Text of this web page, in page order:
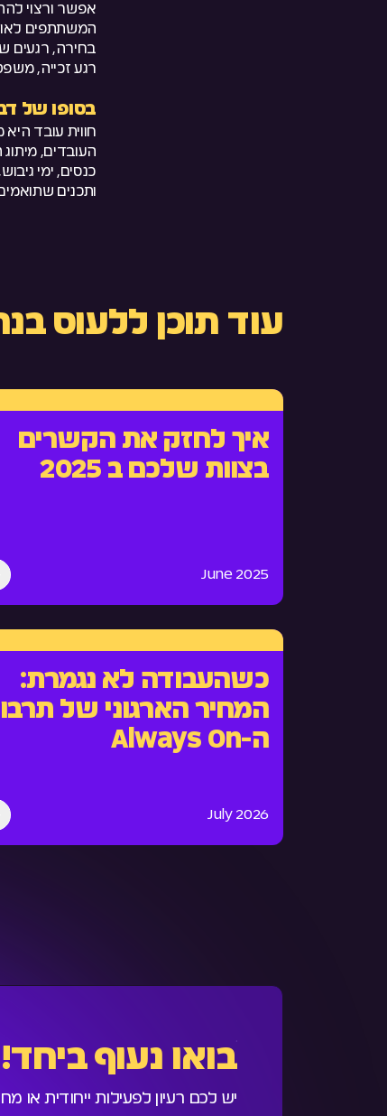
אפשר ורצוי
המשתתפים
בחירה, רגעים
רגע זכייה,
בסופו של
חווית עובד
העובדים,
כנסים, ימי
ותכנים
עוד תוכן ללעוס
איך לחזק את הקשרים
בצוות שלכם ב 2025
June 2025
כשהעבודה לא נגמרת:
המחיר הארגוני של
ה-Always On
July 2026
בואו נעוף ביחד!
יש לכם רעיון לפעילות ייחודית או